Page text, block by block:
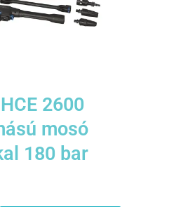
2600
mosó
180 bar